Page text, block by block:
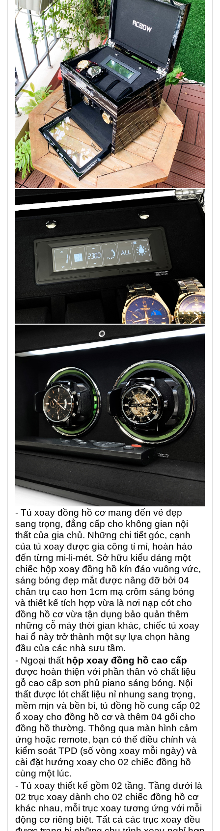
- Tủ xoay đồng hồ cơ mang đến vẻ đẹp
sang trọng, đẳng cấp cho không gian nội
thất của gia chủ. Những chi tiết góc, cạnh
của tủ xoay được gia công tỉ mỉ, hoàn hảo
đến từng mi-li-mét. Sở hữu kiểu dáng một
chiếc hộp xoay đồng hồ kín đáo vuông vức,
sáng bóng đẹp mắt được nâng đỡ bởi 04
chân trụ cao hơn 1cm mạ crôm sáng bóng
và thiết kế tích hợp vừa là nơi nạp cót cho
đồng hồ cơ vừa tận dụng bảo quản thêm
những cỗ máy thời gian khác, chiếc tủ xoay
hai ổ này trở thành một sự lựa chọn hàng
đầu của các nhà sưu tầm.
- Ngoại thất hộp xoay đồng hồ cao cấp
được hoàn thiện với phần thân vỏ chất liệu
gỗ cao cấp sơn phủ piano sáng bóng. Nội
thất được lót chất liệu nỉ nhung sang trọng,
mềm mịn và bền bỉ, tủ đồng hồ cung cấp 02
ổ xoay cho đồng hồ cơ và thêm 04 gối cho
đồng hồ thường. Thông qua màn hình cảm
ứng hoặc remote, bạn có thể điều chỉnh và
kiểm soát TPD (số vòng xoay mỗi ngày) và
cài đặt hướng xoay cho 02 chiếc đồng hồ
cùng một lúc.
- Tủ xoay thiết kế gồm 02 tầng. Tầng dưới là
02 trục xoay dành cho 02 chiếc đồng hồ cơ
khác nhau, mỗi trục xoay tương ứng với mỗi
động cơ riêng biệt. Tất cả các trục xoay đều